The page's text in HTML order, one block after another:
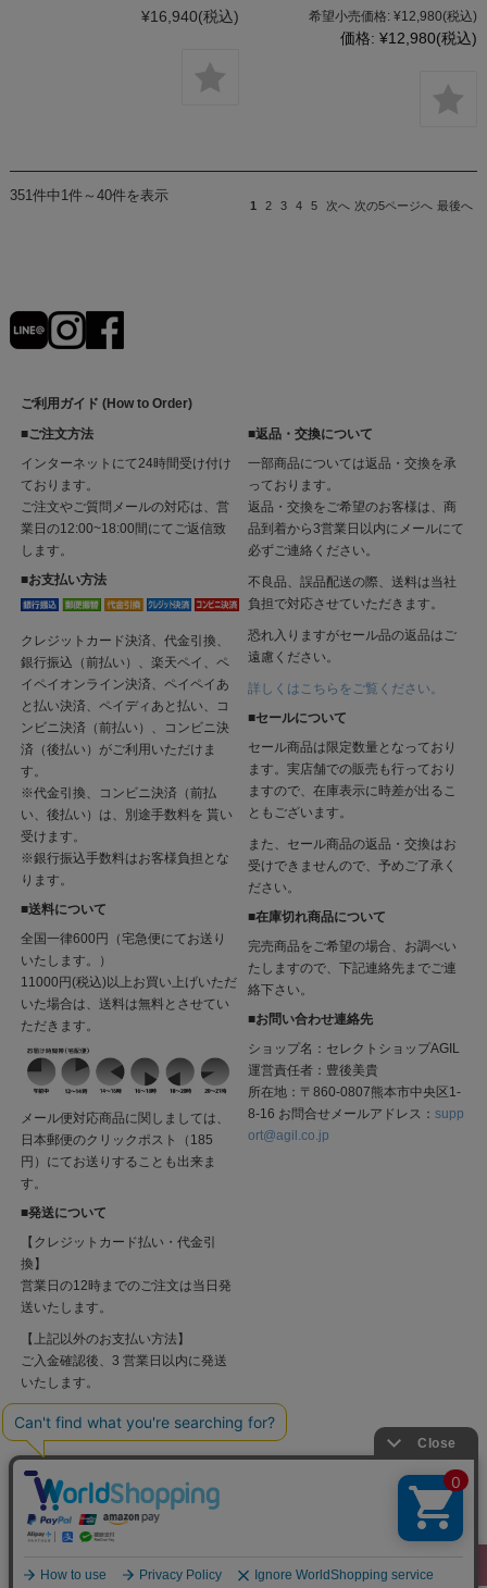
¥16,940(税込) 希望小売価格: ¥12,980(税込)
価格: ¥12,980(税込)
351件中1件～40件を表示
1 2 3 4 5 次へ 次の5ページへ 最後へ
ご利用ガイド (How to Order)
■ご注文方法
インターネットにて24時間受け付け
ております。
ご注文やご質問メールの対応は、営
業日の12:00~18:00間にてご返信致
します。
■お支払い方法
クレジットカード決済、代金引換、
銀行振込（前払い）、楽天ペイ、ペ
イペイオンライン決済、ペイペイあ
と払い決済、ペイディあと払い、コ
ンビニ決済（前払い）、コンビニ決
済（後払い）がご利用いただけま
す。
※代金引換、コンビニ決済（前払
い、後払い）は、別途手数料を 貰い
受けます。
※銀行振込手数料はお客様負担とな
ります。
■送料について
全国一律600円（宅急便にてお送り
いたします。）
11000円(税込)以上お買い上げいただ
いた場合は、送料は無料とさせてい
ただきます。
メール便対応商品に関しましては、
日本郵便のクリックポスト（185
円）にてお送りすることも出来ま
す。
■発送について
【クレジットカード払い・代金引
換】
営業日の12時までのご注文は当日発
送いたします。
【上記以外のお支払い方法】
ご入金確認後、3 営業日以内に発送
いたします。
■返品・交換について
一部商品については返品・交換を承
っております。
返品・交換をご希望のお客様は、商
品到着から3営業日以内にメールにて
必ずご連絡ください。
不良品、誤品配送の際、送料は当社
負担で対応させていただきます。
恐れ入りますがセール品の返品はご
遠慮ください。
詳しくはこちらをご覧ください。
■セールについて
セール商品は限定数量となっており
ます。実店舗での販売も行っており
ますので、在庫表示に時差が出るこ
ともございます。
また、セール商品の返品・交換はお
受けできませんので、予めご了承く
ださい。
■在庫切れ商品について
完売商品をご希望の場合、お調べい
たしますので、下記連絡先までご連
絡下さい。
■お問い合わせ連絡先
ショップ名：セレクトショップAGIL
運営責任者：豊後美貴
所在地：〒860-0807熊本市中央区1-
8-16 お問合せメールアドレス：supp
ort@agil.co.jp